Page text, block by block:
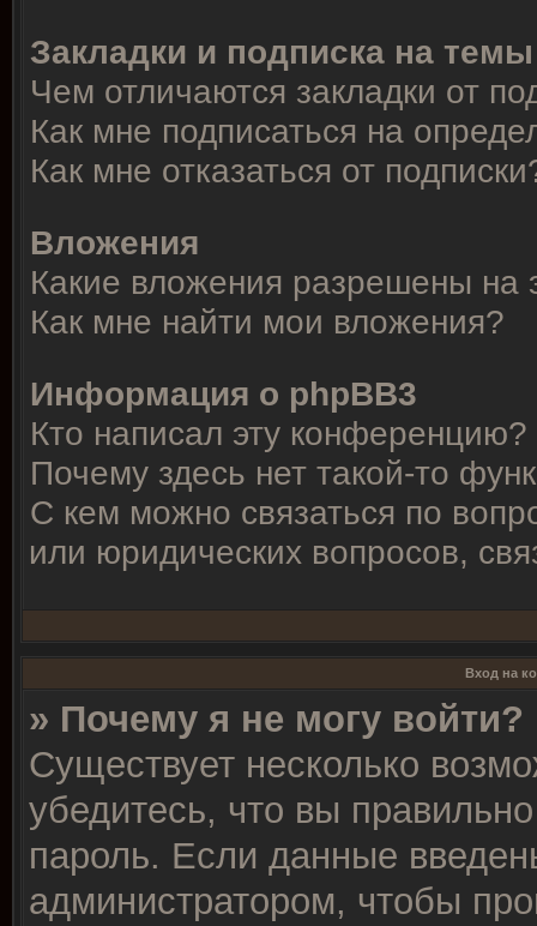
Закладки и подписка на темы
Чем отличаются закладки от
Как мне подписаться на
Как мне отказаться от
Вложения
Какие вложения разрешены на
Как мне найти мои вложения?
Информация о phpBB3
Кто написал эту конференцию?
Почему здесь нет такой-то
С кем можно связаться по
или юридических вопросов,
Вход на
» Почему я не могу войти?
Существует несколько
убедитесь, что вы
пароль. Если данные
администратором, чтобы